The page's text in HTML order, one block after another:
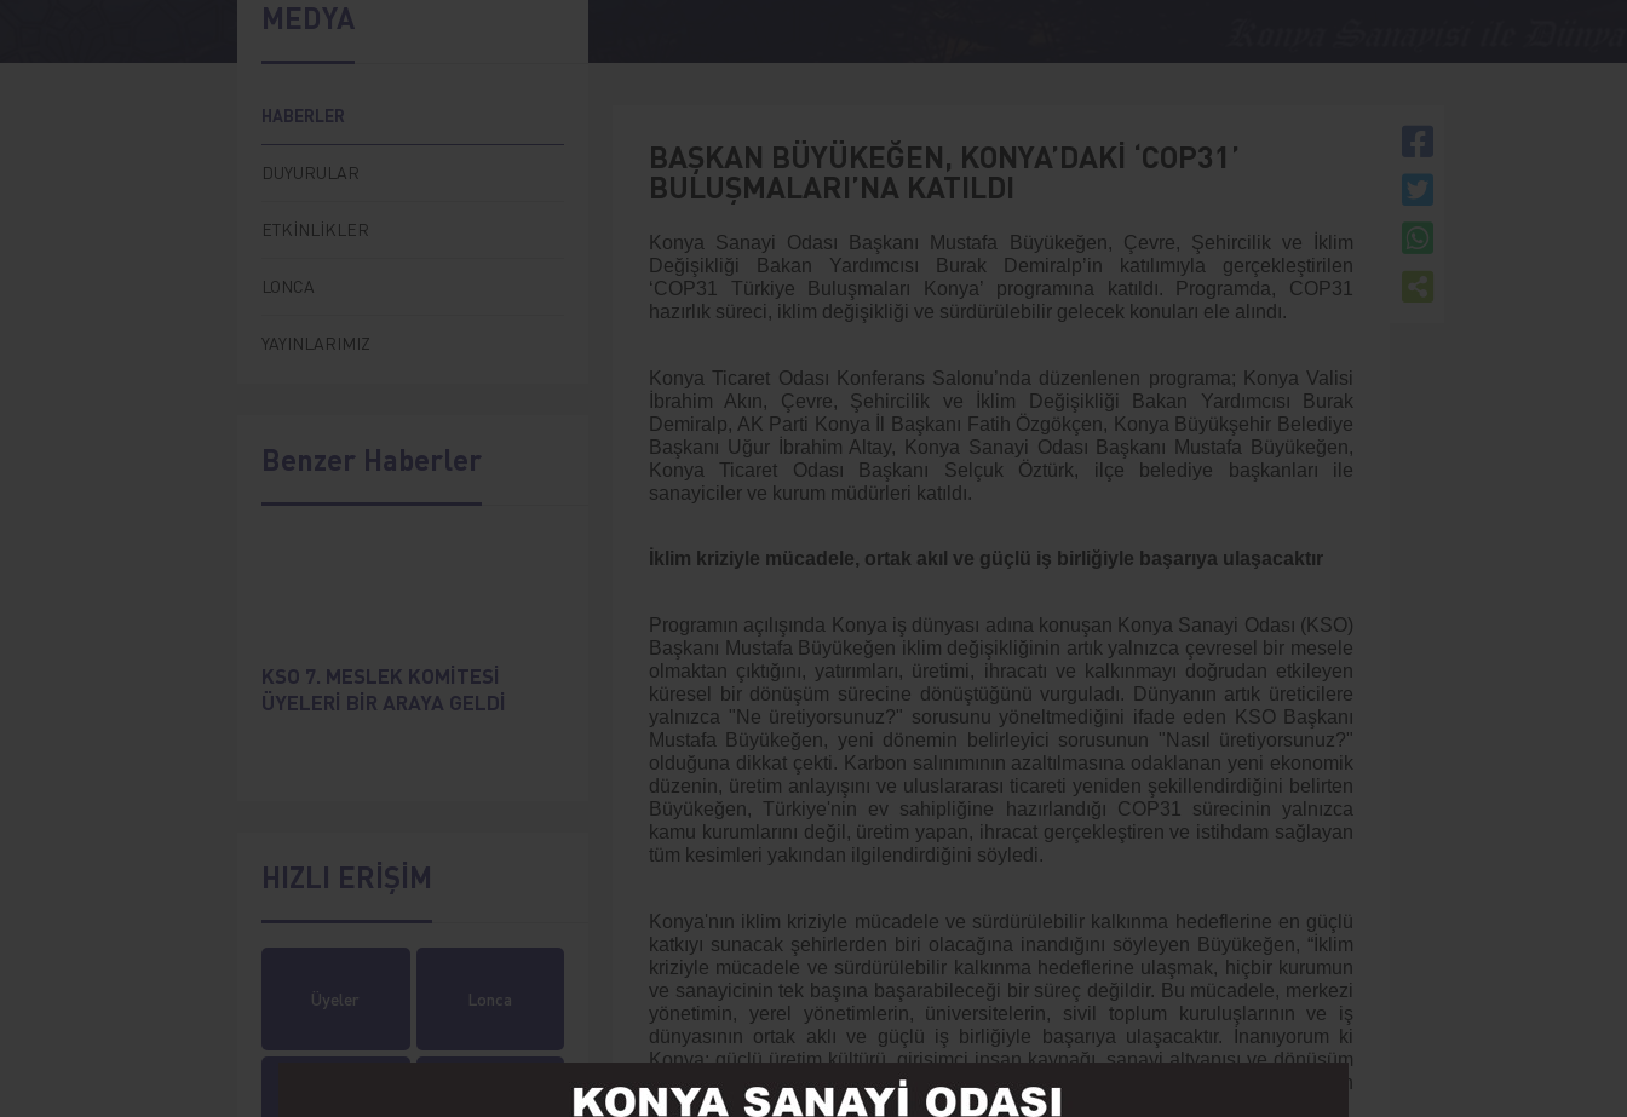
MEDYA
HABERLER
DUYURULAR
ETKİNLİKLER
LONCA
YAYINLARIMIZ
Benzer Haberler
KSO 7. MESLEK KOMİTESİ
ÜYELERİ BİR ARAYA GELDİ
HIZLI ERİŞİM
Üyeler Lonca
BAŞKAN BÜYÜKEĞEN, KONYA’DAKİ ‘COP31’
BULUŞMALARI’NA KATILDI
Konya Sanayi Odası Başkanı Mustafa Büyükeğen, Çevre, Şehircilik ve İklim
Değişikliği Bakan Yardımcısı Burak Demiralp’in katılımıyla gerçekleştirilen
‘COP31 Türkiye Buluşmaları Konya’ programına katıldı. Programda, COP31
hazırlık süreci, iklim değişikliği ve sürdürülebilir gelecek konuları ele alındı.
Konya Ticaret Odası Konferans Salonu’nda düzenlenen programa; Konya Valisi
İbrahim Akın, Çevre, Şehircilik ve İklim Değişikliği Bakan Yardımcısı Burak
Demiralp, AK Parti Konya İl Başkanı Fatih Özgökçen, Konya Büyükşehir Belediye
Başkanı Uğur İbrahim Altay, Konya Sanayi Odası Başkanı Mustafa Büyükeğen,
Konya Ticaret Odası Başkanı Selçuk Öztürk, ilçe belediye başkanları ile
sanayiciler ve kurum müdürleri katıldı.
İklim kriziyle mücadele, ortak akıl ve güçlü iş birliğiyle başarıya ulaşacaktır
Programın açılışında Konya iş dünyası adına konuşan Konya Sanayi Odası (KSO)
Başkanı Mustafa Büyükeğen iklim değişikliğinin artık yalnızca çevresel bir mesele
olmaktan çıktığını, yatırımları, üretimi, ihracatı ve kalkınmayı doğrudan etkileyen
küresel bir dönüşüm sürecine dönüştüğünü vurguladı. Dünyanın artık üreticilere
yalnızca "Ne üretiyorsunuz?" sorusunu yöneltmediğini ifade eden KSO Başkanı
Mustafa Büyükeğen, yeni dönemin belirleyici sorusunun "Nasıl üretiyorsunuz?"
olduğuna dikkat çekti. Karbon salınımının azaltılmasına odaklanan yeni ekonomik
düzenin, üretim anlayışını ve uluslararası ticareti yeniden şekillendirdiğini belirten
Büyükeğen, Türkiye'nin ev sahipliğine hazırlandığı COP31 sürecinin yalnızca
kamu kurumlarını değil, üretim yapan, ihracat gerçekleştiren ve istihdam sağlayan
tüm kesimleri yakından ilgilendirdiğini söyledi.
Konya'nın iklim kriziyle mücadele ve sürdürülebilir kalkınma hedeflerine en güçlü
katkıyı sunacak şehirlerden biri olacağına inandığını söyleyen Büyükeğen, “İklim
kriziyle mücadele ve sürdürülebilir kalkınma hedeflerine ulaşmak, hiçbir kurumun
ve sanayicinin tek başına başarabileceği bir süreç değildir. Bu mücadele, merkezi
yönetimin, yerel yönetimlerin, üniversitelerin, sivil toplum kuruluşlarının ve iş
dünyasının ortak aklı ve güçlü iş birliğiyle başarıya ulaşacaktır. İnanıyorum ki
Konya; güçlü üretim kültürü, girişimci insan kaynağı, sanayi altyapısı ve dönüşüm
kabiliyetiyle Türkiye'nin sürdürülebilir kalkınma hedeflerine en güçlü katkıyı sunan
şehirlerden biri olacak” diye konuştu.